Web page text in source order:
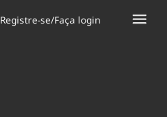
Registre-se/Faça login